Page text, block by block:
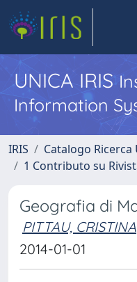
UNICA IRIS
Information
IRIS
Catalogo
1 Contributo su
Geografia di
PITTAU, CRISTINA
2014-01-01